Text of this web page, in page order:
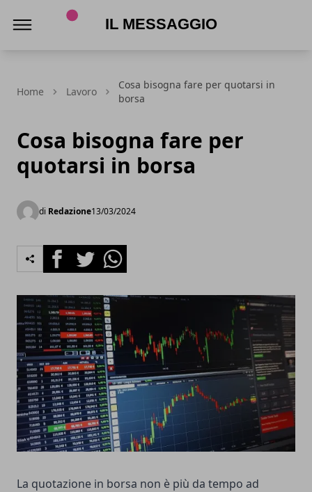
Home Lavoro
Cosa bisogna fare per quotarsi in
borsa
Cosa bisogna fare per
quotarsi in borsa
di Redazione13/03/2024
FacebookTwitterWhatsapp
La quotazione in borsa non è più da tempo ad